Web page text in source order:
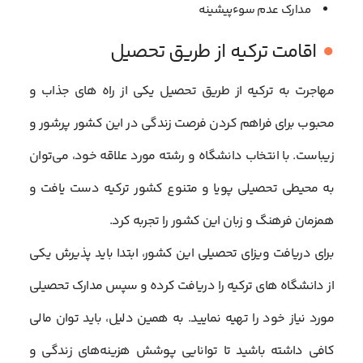
مدارک عدم سوءپیشینه
اقامت ترکیه از طریق تحصیل
مهاجرت به ترکیه از طریق تحصیل یکی از راه های جذاب و
محبوب برای فراهم کردن فرصت زندگی در این کشور پرشور و
زیباست. با انتخاب دانشگاه و رشته مورد علاقه خود، می‌توان
به محیطی تحصیلی پویا و متنوع کشور ترکیه دست یافت و
همزمان فرهنگ و زبان این کشور را تجربه کرد.
برای دریافت ویزای تحصیلی این کشور، ابتدا باید پذیرش یکی
از دانشگاه های ترکیه را دریافت کرده و سپس مدارک تحصیلی
مورد نیاز خود را تهیه نمایید. به همین دلیل، باید توان مالی
کافی داشته باشید تا توانایی پوشش هزینه‌های زندگی و